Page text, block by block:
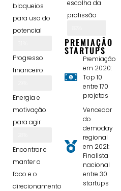
bloqueios
para uso do
potencial
Progresso
financeiro
Energia e
motivação
para agir
Encontrar e
manter o
foco e o
direcionamento
escolha da
profissão
PREMIAÇÃO
STARTUPS
Premiação
em 2020:
Top 10
entre 170
projetos
Vencedor
do
demoday
regional
em 2021:
Finalista
nacional
entre 30
startups